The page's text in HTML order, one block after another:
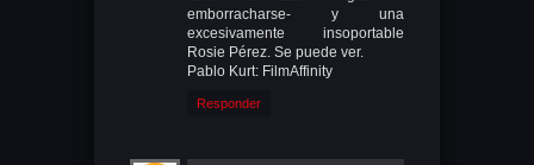
emborracharse- y una
excesivamente insoportable
Rosie Pérez. Se puede ver.
Pablo Kurt: FilmAffinity
Responder